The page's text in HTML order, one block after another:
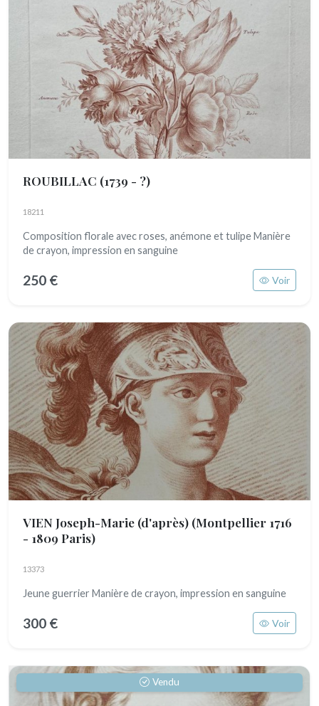
ROUBILLAC (1739 - ?)
18211
Composition florale avec roses, anémone et tulipe Manière
de crayon, impression en sanguine
250 € Voir
VIEN Joseph-Marie (d'après) (Montpellier 1716
- 1809 Paris)
13373
Jeune guerrier Manière de crayon, impression en sanguine
300 € Voir
Vendu